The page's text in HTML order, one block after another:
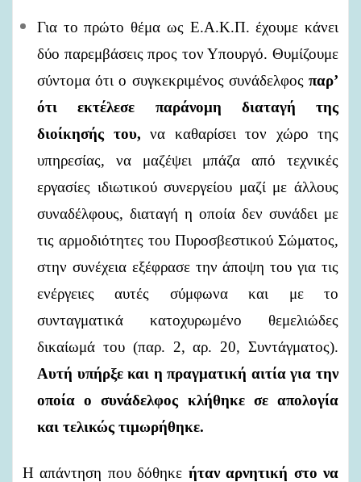
Για το πρώτο θέμα ως Ε.Α.Κ.Π. έχουμε κάνει
δύο παρεμβάσεις προς τον Υπουργό. Θυμίζουμε
σύντομα ότι ο συγκεκριμένος συνάδελφος παρ’
ότι εκτέλεσε παράνομη διαταγή της
διοίκησής του, να καθαρίσει τον χώρο της
υπηρεσίας, να μαζέψει μπάζα από τεχνικές
εργασίες ιδιωτικού συνεργείου μαζί με άλλους
συναδέλφους, διαταγή η οποία δεν συνάδει με
τις αρμοδιότητες του Πυροσβεστικού Σώματος,
στην συνέχεια εξέφρασε την άποψη του για τις
ενέργειες αυτές σύμφωνα και με το
συνταγματικά κατοχυρωμένο θεμελιώδες
δικαίωμά του (παρ. 2, αρ. 20, Συντάγματος).
Αυτή υπήρξε και η πραγματική αιτία για την
οποία ο συνάδελφος κλήθηκε σε απολογία
και τελικώς τιμωρήθηκε.
Η απάντηση που δόθηκε ήταν αρνητική στο να